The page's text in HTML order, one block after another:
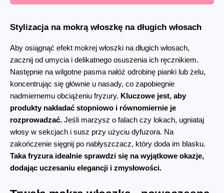
Stylizacja na mokrą włoszkę na długich włosach
Aby osiągnąć efekt mokrej włoszki na długich włosach,
zacznij od umycia i delikatnego osuszenia ich ręcznikiem.
Następnie na wilgotne pasma nałóż odrobinę pianki lub żelu,
koncentrując się głównie u nasady, co zapobiegnie
nadmiernemu obciążeniu fryzury. Kluczowe jest, aby
produkty nakładać stopniowo i równomiernie je
rozprowadzać. Jeśli marzysz o falach czy lokach, ugniataj
włosy w sekcjach i susz przy użyciu dyfuzora. Na
Taka fryzura idealnie sprawdzi się na wyjątkowe okazje,
dodając uczesaniu elegancji i zmysłowości.